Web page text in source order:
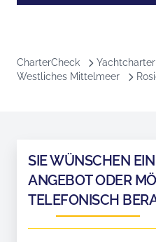
CharterCheck
Westliches Mittelmeer
SIE WÜNSCHEN
ANGEBOT ODER
TELEFONISCH